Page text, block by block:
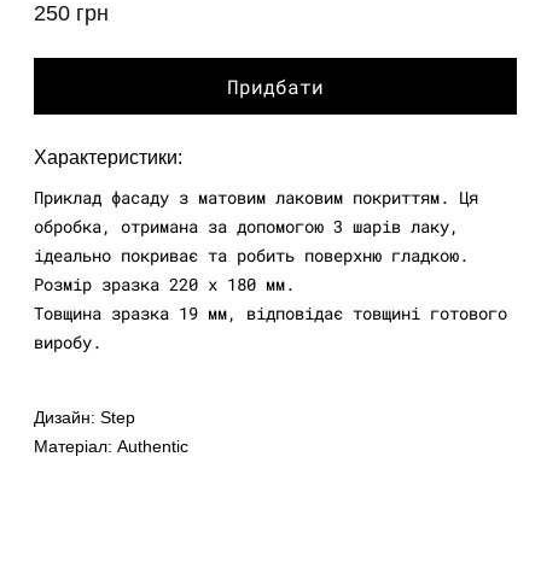
звичайна
250 грн
Придбати
Характеристики:
Приклад фасаду з матовим лаковим покриттям. Ця
обробка, отримана за допомогою 3 шарів лаку,
ідеально покриває та робить поверхню гладкою.
Розмір зразка 220 х 180 мм.
Товщина зразка 19 мм, відповідає товщині готового
виробу.
Дизайн: Step
Матеріал: Authentic